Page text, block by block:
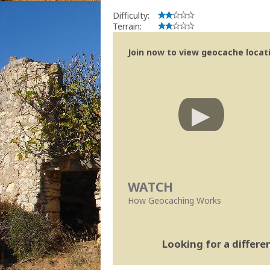
implicações que as guidelines
Se no local existe algum container,
Obrigado
Geocaching.com Volunteer Cache
Difficulty:
Terrain:
Join now to view geocache
WATCH
How Geocaching Works
Looking for a